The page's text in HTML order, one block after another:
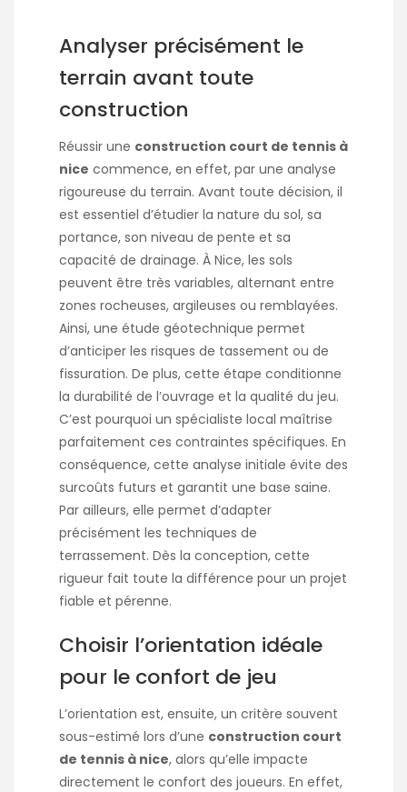
Analyser précisément le
terrain avant toute
construction
Réussir une construction court de tennis à
nice commence, en effet, par une analyse
rigoureuse du terrain. Avant toute décision, il
est essentiel d’étudier la nature du sol, sa
portance, son niveau de pente et sa
capacité de drainage. À Nice, les sols
peuvent être très variables, alternant entre
zones rocheuses, argileuses ou remblayées.
Ainsi, une étude géotechnique permet
d’anticiper les risques de tassement ou de
fissuration. De plus, cette étape conditionne
la durabilité de l’ouvrage et la qualité du jeu.
C’est pourquoi un spécialiste local maîtrise
parfaitement ces contraintes spécifiques. En
conséquence, cette analyse initiale évite des
surcoûts futurs et garantit une base saine.
Par ailleurs, elle permet d’adapter
précisément les techniques de
terrassement. Dès la conception, cette
rigueur fait toute la différence pour un projet
fiable et pérenne.
Choisir l’orientation idéale
pour le confort de jeu
L’orientation est, ensuite, un critère souvent
sous-estimé lors d’une construction court
de tennis à nice, alors qu’elle impacte
directement le confort des joueurs. En effet,